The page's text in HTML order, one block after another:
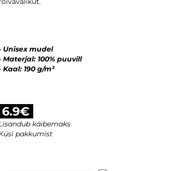
Unisex mudel
Materjal: 100% puuvill
Kaal: 190 g/m²
6.9€
käibemaks
pakkumist